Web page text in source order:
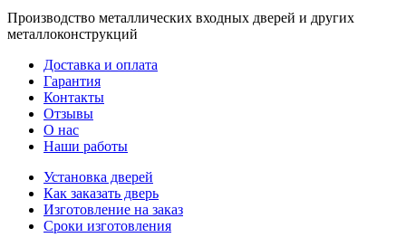
Производство металлических входных дверей и других
металлоконструкций
Доставка и оплата
Гарантия
Контакты
Отзывы
О нас
Наши работы
Установка дверей
Как заказать дверь
Изготовление на заказ
Сроки изготовления